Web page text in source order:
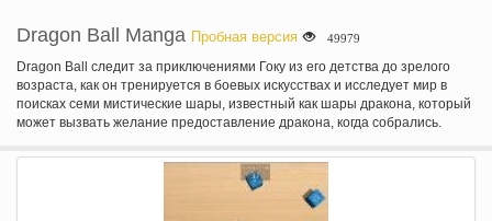
Dragon Ball Manga Пробная версия 49979
Dragon Ball следит за приключениями Гоку из его детства до зрелого
возраста, как он тренируется в боевых искусствах и исследует мир в
поисках семи мистические шары, известный как шары дракона, который
может вызвать желание предоставление дракона, когда собрались.
разнообразные злодеи, многие из которых также искать дракона
шарики для их собственных желаний.